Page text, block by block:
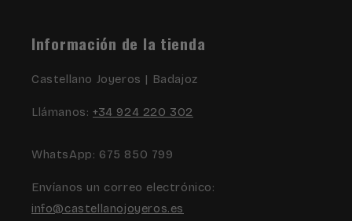
Información de la tienda
Castellano Joyeros | Badajoz
Llámanos: +34 924 220 302
WhatsApp: 675 850 799
Envíanos un correo electrónico:
info@castellanojoyeros.es